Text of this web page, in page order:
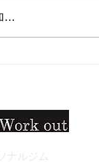
…
ナルジム